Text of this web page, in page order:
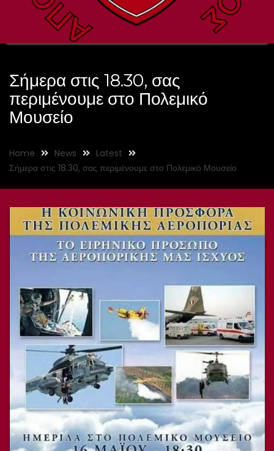
Σήμερα στις 18.30, σας
περιμένουμε στο Πολεμικό
Μουσείο
Home News
Latest
Σήμερα στις 18.30, σας περιμένουμε στο Πολεμικό Μουσείο